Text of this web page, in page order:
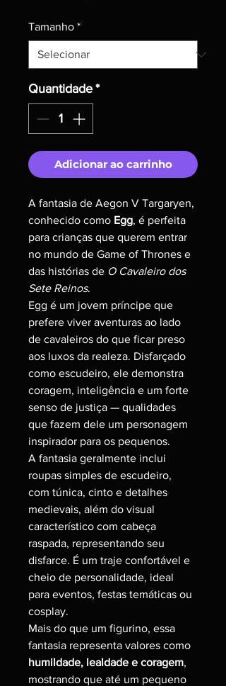
Tamanho *
Quantidade *
Adicionar ao carrinho
A fantasia de Aegon V Targaryen,
conhecido como Egg, é perfeita
para crianças que querem entrar
no mundo de Game of Thrones e
das histórias de O Cavaleiro dos
Sete Reinos.
Egg é um jovem príncipe que
prefere viver aventuras ao lado
de cavaleiros do que ficar preso
aos luxos da realeza. Disfarçado
como escudeiro, ele demonstra
coragem, inteligência e um forte
senso de justiça — qualidades
que fazem dele um personagem
inspirador para os pequenos.
A fantasia geralmente inclui
roupas simples de escudeiro,
com túnica, cinto e detalhes
medievais, além do visual
característico com cabeça
raspada, representando seu
disfarce. É um traje confortável e
cheio de personalidade, ideal
para eventos, festas temáticas ou
cosplay.
Mais do que um figurino, essa
fantasia representa valores como
humildade, lealdade e coragem,
mostrando que até um pequeno